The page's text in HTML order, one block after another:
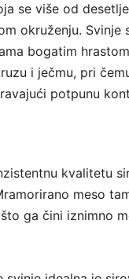
se više od
okruženju. Svinje
bogatim
i ječmu, pri
potpunu
kvalitetu
meso
ga čini iznimno